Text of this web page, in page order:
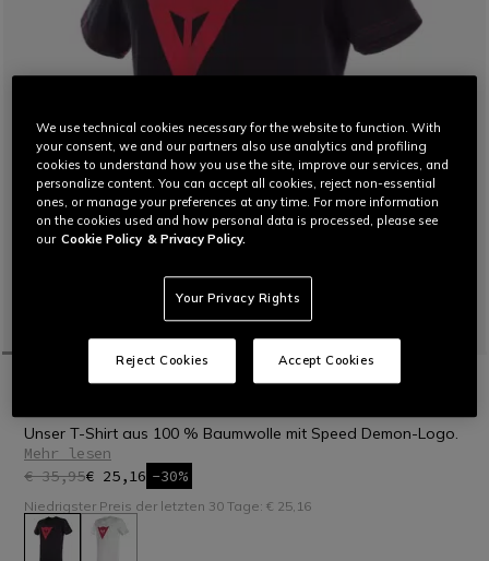
STARTSEITE OUTLET MOTORRAD CASUAL WEAR
Unser T-Shirt aus 100 % Baumwolle mit Speed Demon-Logo.
Mehr lesen
€ 35,95€ 25,16 -30%
Niedrigster Preis der letzten 30 Tage: € 25,16
We use technical cookies necessary for the website to function. With
your consent, we and our partners also use analytics and profiling
cookies to understand how you use the site, improve our services, and
personalize content. You can accept all cookies, reject non-essential
ones, or manage your preferences at any time. For more information
on the cookies used and how personal data is processed, please see
our Cookie Policy & Privacy Policy.
Your Privacy Rights
Reject Cookies Accept Cookies